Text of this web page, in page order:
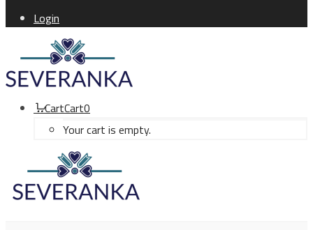
Login
CartCart0
Your cart is empty.